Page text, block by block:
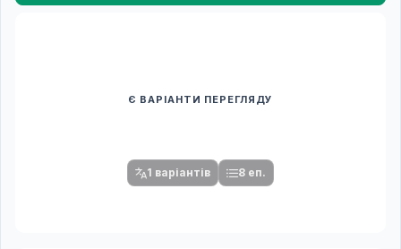
Є ВАРІАНТИ ПЕРЕГЛЯДУ
1 варіантів 8 еп.